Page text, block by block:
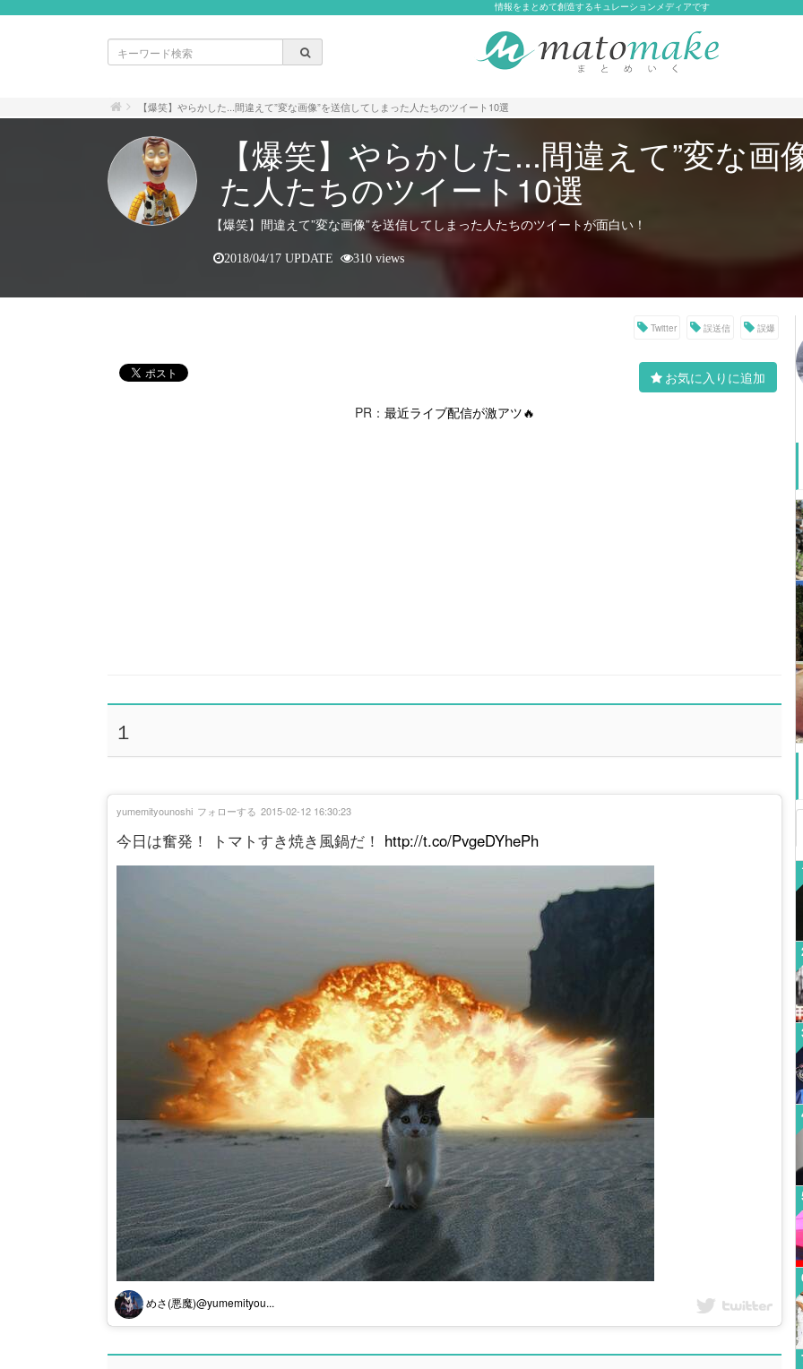
情報をまとめて創造するキュレーションメディアです
【爆笑】やらかした...間違えて”変な画像”を送信してしまった人たちのツイート10選
【爆笑】やらかした...間違えて”変な画
た人たちのツイート10選
【爆笑】間違えて”変な画像”を送信してしまった人たちのツイートが面白い！
2018/04/17 UPDATE 310 views
Twitter 誤送信 誤爆
お気に入りに追加
PR： 最近ライブ配信が激アツ🔥
１
今日は奮発！ トマトすき焼き風鍋だ！ http://t.co/PvgeDYhePh
めさ(悪魔)@yumemityou...
yumemityounoshi フォローする 2015-02-12 16:30:23